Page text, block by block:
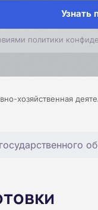
Узнать
политики
хозяйственная